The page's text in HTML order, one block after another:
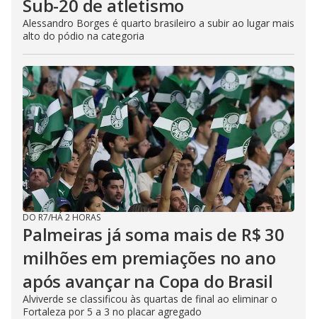
Sub-20 de atletismo
Alessandro Borges é quarto brasileiro a subir ao lugar mais
alto do pódio na categoria
DO R7/HÁ 2 HORAS
Palmeiras já soma mais de R$ 30
milhões em premiações no ano
após avançar na Copa do Brasil
Alviverde se classificou às quartas de final ao eliminar o
Fortaleza por 5 a 3 no placar agregado